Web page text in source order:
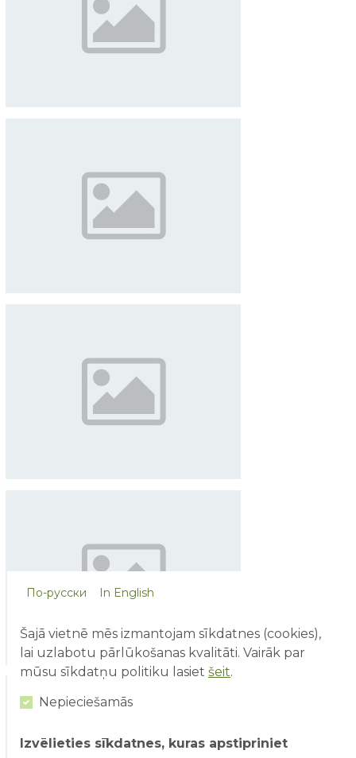
По-русски In English
Šajā vietnē mēs izmantojam sīkdatnes (cookies),
lai uzlabotu pārlūkošanas kvalitāti. Vairāk par
mūsu sīkdatņu politiku lasiet šeit.
Nepieciešamās
Izvēlieties sīkdatnes, kuras apstipriniet